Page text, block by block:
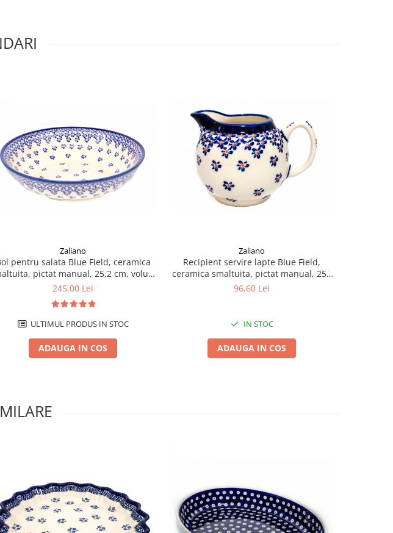
Zaliano
pentru salata Blue Field, ceramica
pictat manual, 25,2 cm, volum
1,4 L
245,00 Lei
ULTIMUL PRODUS IN STOC
ADAUGA IN COS
Zaliano
Recipient servire lapte Blue Field,
ceramica smaltuita, pictat manual, 250
ml
96,60 Lei
IN STOC
ADAUGA IN COS